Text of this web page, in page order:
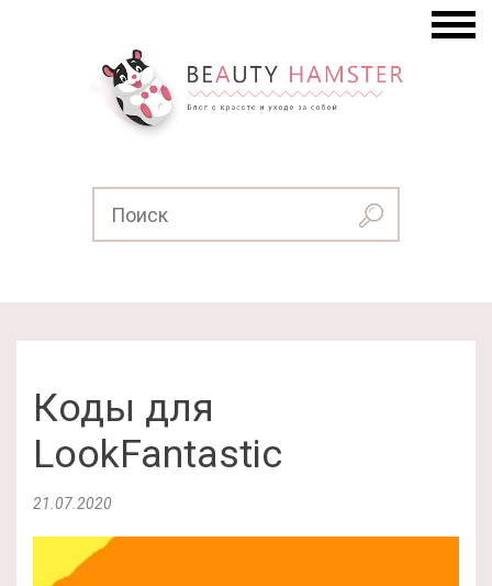
Коды для
LookFantastic
21.07.2020